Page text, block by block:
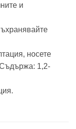
и
носете
Съдържа: 1,2-